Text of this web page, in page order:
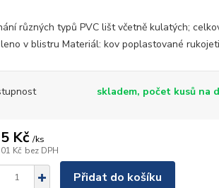
různých typů PVC lišt včetně kulatých;
v blistru Materiál: kov poplastované rukojeti
skladem, počet kusů na
Kč /ks
Kč bez DPH
Přidat do košíku